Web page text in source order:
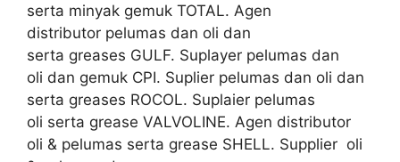
serta minyak gemuk TOTAL. Agen
distributor pelumas dan oli dan
serta greases GULF. Suplayer pelumas dan
oli dan gemuk CPI. Suplier pelumas dan oli dan
serta greases ROCOL. Suplaier pelumas
oli serta grease VALVOLINE. Agen distributor
oli & pelumas serta grease SHELL. Supplier oli